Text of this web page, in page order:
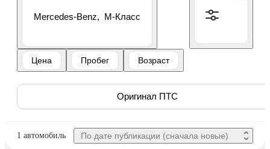
Mercedes‑Benz, M‑Класс
Цена Пробег Возраст
Оригинал ПТС
1 автомобиль